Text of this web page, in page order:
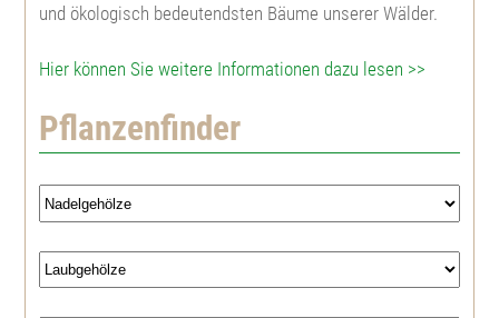
und ökologisch bedeutendsten Bäume unserer Wälder.
Hier können Sie weitere Informationen dazu lesen >>
Pflanzenfinder